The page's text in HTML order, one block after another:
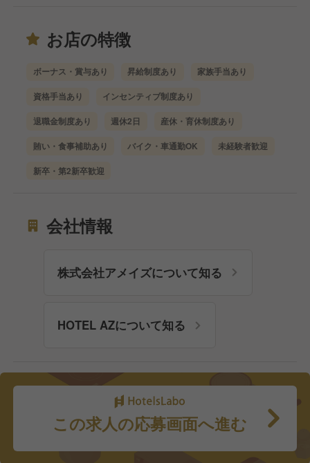
お店の特徴
ボーナス・賞与あり 昇給制度あり 家族手当あり
資格手当あり インセンティブ制度あり
退職金制度あり 週休2日 産休・育休制度あり
賄い・食事補助あり バイク・車通勤OK 未経験者歓迎
新卒・第2新卒歓迎
会社情報
株式会社アメイズについて知る
HOTEL AZについて知る
この求人の応募画面へ進む